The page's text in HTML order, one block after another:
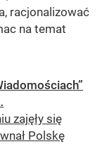
racjonalizować
na temat
zajęły się
Polskę